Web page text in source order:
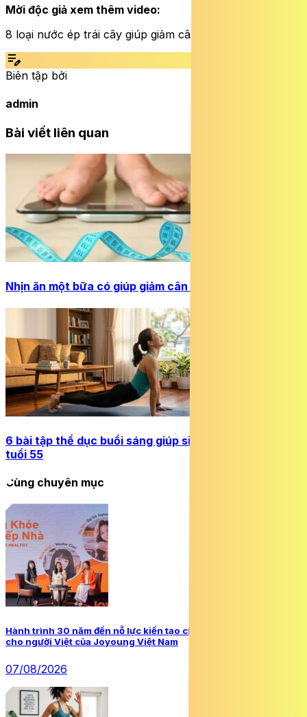
Mời độc giả xem thêm video:
8 loại nước ép trái cây giúp giảm cân lành mạnh.
edit_note
Biên tập bởi
admin
Bài viết liên quan
Nhịn ăn một bữa có giúp giảm cân nhanh hơn không?
6 bài tập thể dục buổi sáng giúp siết eo hiệu quả sau
tuổi 55
Cùng chuyên mục
Hành trình 30 năm đến nỗ lực kiến tạo chuẩn mực sống khỏe
cho người Việt của Joyoung Việt Nam
07/08/2026